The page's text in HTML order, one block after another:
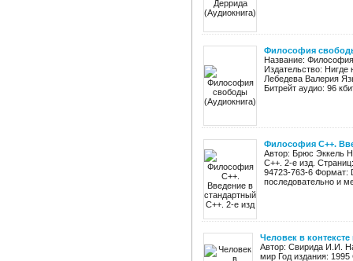
Философия
Название:
Издательство: Нигде
Лебедева Валерия
Битрейт аудио: 96
Философия C++.
Автор: Брюс Эккель
C++. 2-е изд.
94723-763-6 Формат:
последовательно и
Человек в
Автор: Свирида И.И.
мир Год издания: